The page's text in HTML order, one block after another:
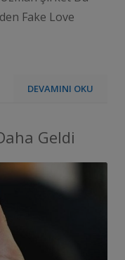
Fake Love
DEVAMINI OKU
Geldi